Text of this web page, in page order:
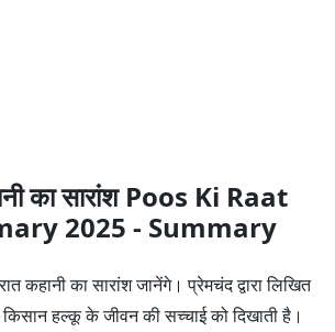
का सारांश Poos Ki Raat
2025 - Summary
कहानी का सारांश जानेंगे। प्रेमचंद द्वारा लिखित
हल्कू के जीवन की सच्चाई को दिखाती है।